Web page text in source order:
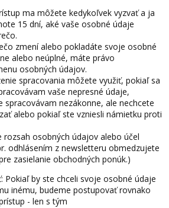
ma môžete kedykoľvek vyzvať a ja
15 dní, aké vaše osobné údaje
zmení alebo pokladáte svoje osobné
alebo neúplné, máte právo
osobných údajov.
spracovania môžete využiť, pokiaľ sa
vaše nepresné údaje,
spracovávam nezákonne, ale nechcete
alebo pokiaľ ste vzniesli námietku proti
osobných údajov alebo účel
odhlásením z newsletteru obmedzujete
zasielanie obchodných ponúk.)
Pokiaľ by ste chceli svoje osobné údaje
inému, budeme postupovať rovnako
- len s tým